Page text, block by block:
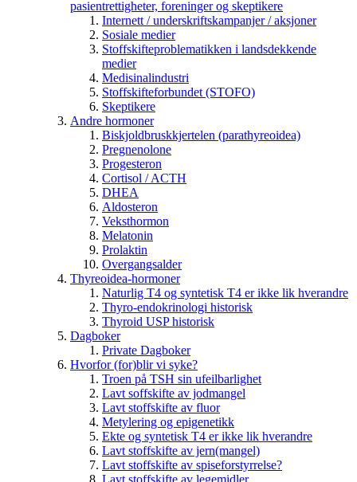
pasientrettigheter, foreninger og skeptikere
Internett / underskriftskampanjer / aksjoner
Sosiale medier
Stoffskifteproblematikken i landsdekkende
medier
Medisinalindustri
Stoffskifteforbundet (STOFO)
Skeptikere
Andre hormoner
Biskjoldbruskkjertelen (parathyreoidea)
Pregnenolone
Progesteron
Cortisol / ACTH
DHEA
Aldosteron
Veksthormon
Melatonin
Prolaktin
Overgangsalder
Thyreoidea-hormoner
Naturlig T4 og syntetisk T4 er ikke lik hverandre
Thyro-endokrinologi historisk
Thyroid USP historisk
Dagboker
Private Dagboker
Hvorfor (for)blir vi syke?
Troen på TSH sin ufeilbarlighet
Lavt soffskifte av jodmangel
Lavt stoffskifte av fluor
Metylering og epigenetikk
Ekte og syntetisk T4 er ikke lik hverandre
Lavt stoffskifte av jern(mangel)
Lavt stoffskifte av spiseforstyrrelse?
Lavt stoffskifte av legemidler